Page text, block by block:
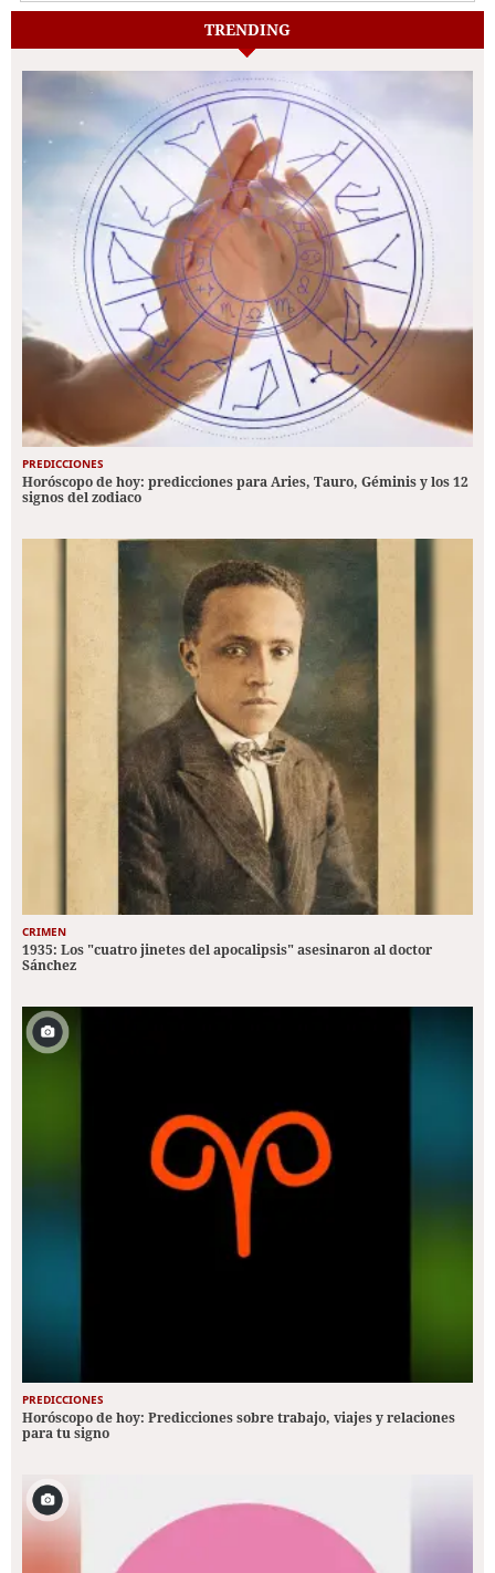
TRENDING
PREDICCIONES
Horóscopo de hoy: predicciones para Aries, Tauro, Géminis y los 12
signos del zodiaco
CRIMEN
1935: Los "cuatro jinetes del apocalipsis" asesinaron al doctor
Sánchez
PREDICCIONES
Horóscopo de hoy: Predicciones sobre trabajo, viajes y relaciones
para tu signo